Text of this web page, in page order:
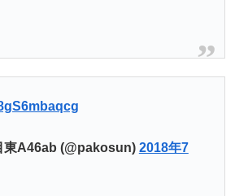
A46ab (@pakosun) 2018年7